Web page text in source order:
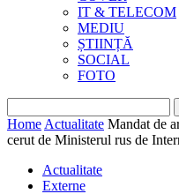
IT & TELECOM
MEDIU
ȘTIINȚĂ
SOCIAL
FOTO
Home Actualitate Mandat de
cerut de Ministerul rus de
Actualitate
Externe